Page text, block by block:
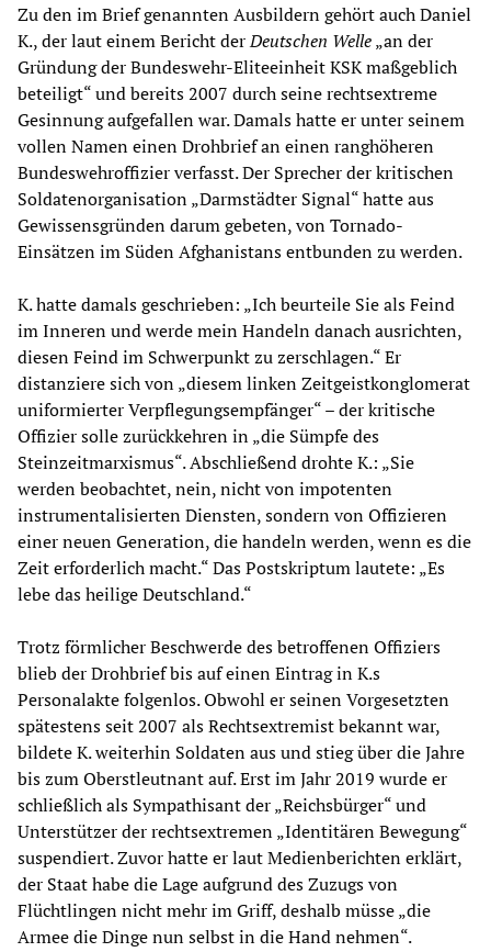
Zu den im Brief genannten Ausbildern gehört auch Daniel
K., der laut einem Bericht derDeutschen Welle„an der
Gründung der Bundeswehr-Eliteeinheit KSK maßgeblich
beteiligt“ und bereits 2007 durch seine rechtsextreme
Gesinnung aufgefallen war. Damals hatte er unter seinem
vollen Namen einen Drohbrief an einen ranghöheren
Bundeswehroffizier verfasst. Der Sprecher der kritischen
Soldatenorganisation „Darmstädter Signal“ hatte aus
Gewissensgründen darum gebeten, von Tornado-
Einsätzen im Süden Afghanistans entbunden zu werden.
K. hatte damals geschrieben: „Ich beurteile Sie als Feind
im Inneren und werde mein Handeln danach ausrichten,
diesen Feind im Schwerpunkt zu zerschlagen.“ Er
distanziere sich von „diesem linken Zeitgeistkonglomerat
uniformierter Verpflegungsempfänger“ – der kritische
Offizier solle zurückkehren in „die Sümpfe des
Steinzeitmarxismus“. Abschließend drohte K.: „Sie
werden beobachtet, nein, nicht von impotenten
instrumentalisierten Diensten, sondern von Offizieren
einer neuen Generation, die handeln werden, wenn es die
Zeit erforderlich macht.“ Das Postskriptum lautete: „Es
lebe das heilige Deutschland.“
Trotz förmlicher Beschwerde des betroffenen Offiziers
blieb der Drohbrief bis auf einen Eintrag in K.s
Personalakte folgenlos. Obwohl er seinen Vorgesetzten
spätestens seit 2007 als Rechtsextremist bekannt war,
bildete K. weiterhin Soldaten aus und stieg über die Jahre
bis zum Oberstleutnant auf. Erst im Jahr 2019 wurde er
schließlich als Sympathisant der „Reichsbürger“ und
Unterstützer der rechtsextremen „Identitären Bewegung“
suspendiert. Zuvor hatte er laut Medienberichten erklärt,
der Staat habe die Lage aufgrund des Zuzugs von
Flüchtlingen nicht mehr im Griff, deshalb müsse „die
Armee die Dinge nun selbst in die Hand nehmen“.